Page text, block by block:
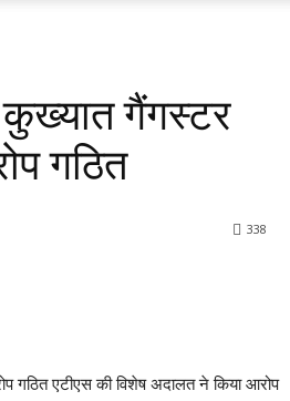
कुख्यात गैंगस्टर
गठित
338
गठित एटीएस की विशेष अदालत ने किया आरोप